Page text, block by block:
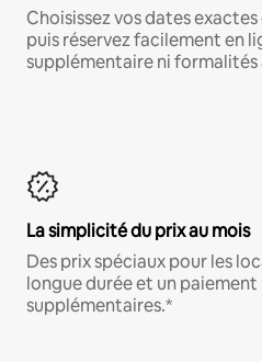
Choisissez vos dates
puis réservez facilement en
supplémentaire ni
La simplicité du prix au mois
Des prix spéciaux pour les
longue durée et un paiement
supplémentaires.*